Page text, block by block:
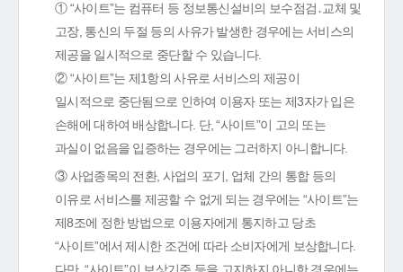
① “사이트”는 컴퓨터 등 정보통신설비의 보수점검․교체 및
고장, 통신의 두절 등의 사유가 발생한 경우에는 서비스의
제공을 일시적으로 중단할 수 있습니다.
② “사이트”는 제1항의 사유로 서비스의 제공이
일시적으로 중단됨으로 인하여 이용자 또는 제3자가 입은
손해에 대하여 배상합니다. 단, “사이트”이 고의 또는
과실이 없음을 입증하는 경우에는 그러하지 아니합니다.
③ 사업종목의 전환, 사업의 포기, 업체 간의 통합 등의
이유로 서비스를 제공할 수 없게 되는 경우에는 “사이트”는
제8조에 정한 방법으로 이용자에게 통지하고 당초
“사이트”에서 제시한 조건에 따라 소비자에게 보상합니다.